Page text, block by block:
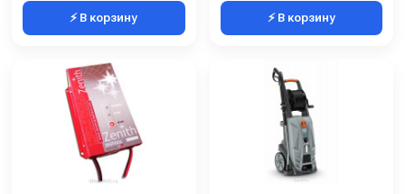
⚡ В корзину ⚡ В корзину